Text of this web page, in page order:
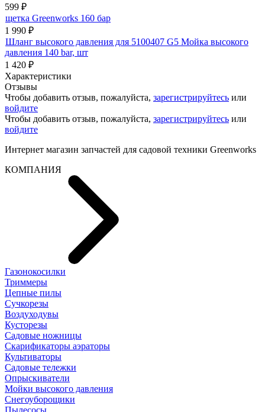
599 ₽
щетка Greenworks 160 бар
1 990 ₽
Шланг высокого давления для 5100407 G5 Мойка высокого
давления 140 bar, шт
1 420 ₽
Характеристики
Отзывы
Чтобы добавить отзыв, пожалуйста, зарегистрируйтесь или
войдите
Чтобы добавить отзыв, пожалуйста, зарегистрируйтесь или
войдите
Интернет магазин запчастей для садовой техники Greenworks
КОМПАНИЯ
Газонокосилки
Триммеры
Цепные пилы
Cучкорезы
Воздуходувы
Кусторезы
Садовые ножницы
Скарификаторы аэраторы
Культиваторы
Садовые тележки
Опрыскиватели
Мойки высокого давления
Снегоуборощики
Пылесосы